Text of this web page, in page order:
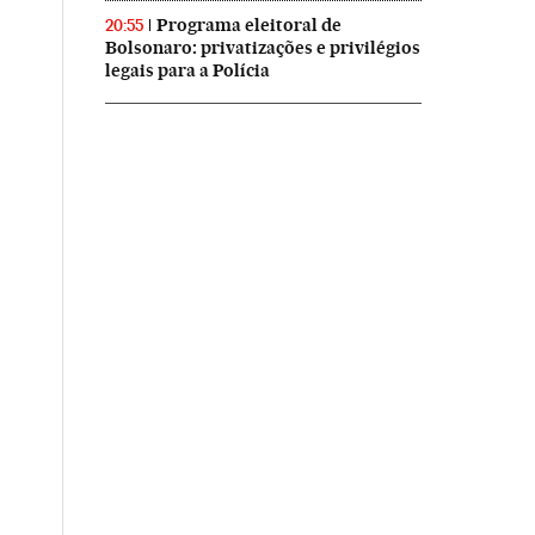
20:55
Programa eleitoral de
Bolsonaro: privatizações e privilégios
legais para a Polícia